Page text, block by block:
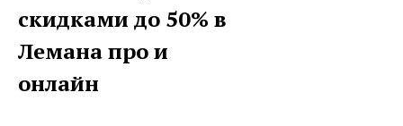
скидками до 50% в
Лемана про и
онлайн